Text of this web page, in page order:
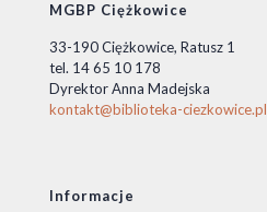
MGBP Ciężkowice
33-190 Ciężkowice, Ratusz 1
tel. 14 65 10 178
Dyrektor Anna Madejska
kontakt@biblioteka-ciezkowice.pl
Informacje